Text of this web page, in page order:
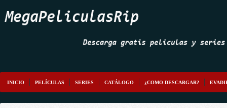
INICIO PELÍCULAS SERIES CATÁLOGO ¿COMO DESCARGAR?